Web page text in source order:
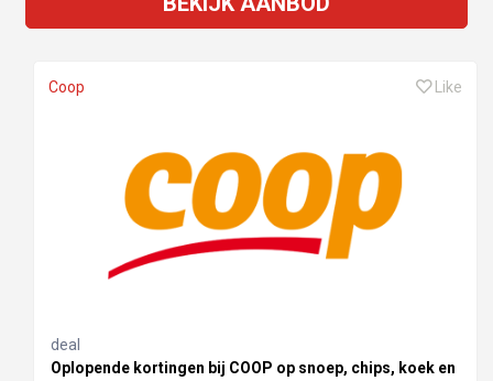
Coop Like
deal
Oplopende kortingen bij COOP op snoep, chips, koek en